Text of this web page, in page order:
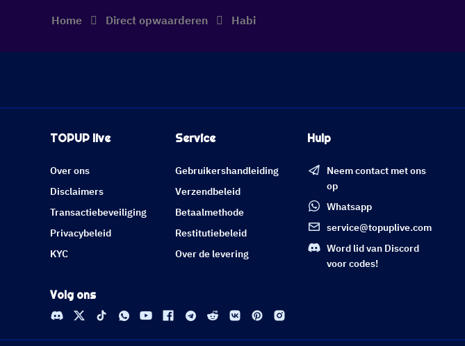
Home Direct opwaarderen Habi
TOPUP live
Over ons
Disclaimers
Transactiebeveiliging
Privacybeleid
KYC
Service
Gebruikershandleiding
Verzendbeleid
Betaalmethode
Restitutiebeleid
Over de levering
Hulp
Neem contact met ons
op
Whatsapp
service@topuplive.com
Word lid van Discord
voor codes!
Volg ons